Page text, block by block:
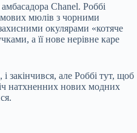
Chanel. Роббі
мюлів з чорними
окулярами «котяче
а її нове нерівне каре
але Роббі тут, щоб
натхненних нових модних